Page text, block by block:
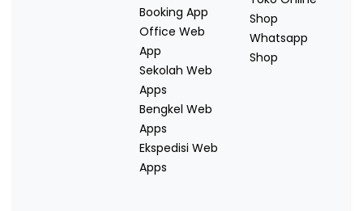
Booking App
Office Web
App
Sekolah Web
Apps
Bengkel Web
Apps
Ekspedisi Web
Apps
Shop
Whatsapp
Shop